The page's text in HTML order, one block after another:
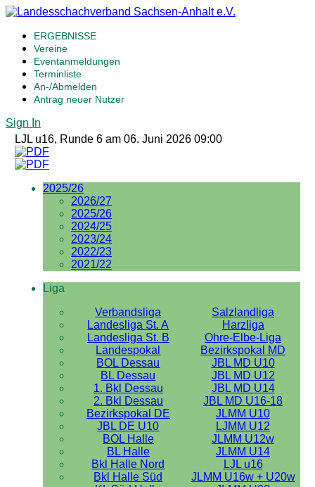
ERGEBNISSE
Vereine
Eventanmeldungen
Terminliste
An-/Abmelden
Antrag neuer Nutzer
Sign In
LJL u16, Runde 6 am 06. Juni 2026 09:00
2025/26
2026/27
2025/26
2024/25
2023/24
2022/23
2021/22
Liga
Verbandsliga
Salzlandliga
Landesliga St. A
Harzliga
Landesliga St. B
Ohre-Elbe-Liga
Landespokal
Bezirkspokal MD
BOL Dessau
JBL MD U10
BL Dessau
JBL MD U12
1. Bkl Dessau
JBL MD U14
2. Bkl Dessau
JBL MD U16-18
Bezirkspokal DE
JLMM U10
JBL DE U10
LJMM U12
BOL Halle
JLMM U12w
BL Halle
JLMM U14
Bkl Halle Nord
LJL u16
Bkl Halle Süd
JLMM U16w + U20w